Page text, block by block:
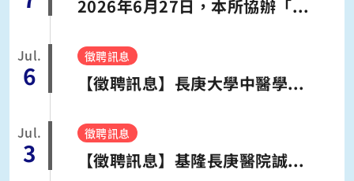
2026年6月27日，本所協辦「第16屆臨床醫學研究所聯合研討會」暨「第一屆馬偕醫學大學國際學術研討會」，活動圓滿成功。
Jul.
6
徵聘訊息
【徵聘訊息】長庚大學中醫學系連珖旭醫師徵聘專任研究助理
Jul.
3
徵聘訊息
【徵聘訊息】基隆長庚醫院誠徵健康台灣深耕計畫-專任研究助理一名